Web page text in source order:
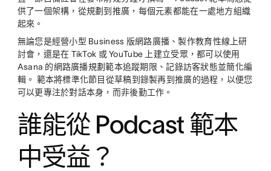
供了一個架構，從規劃到推廣，每個元素都能在一處地方組織
起來。
無論您是經營小型 Business 版網路廣播、製作教育性線上研
討會，還是在 TikTok 或 YouTube 上建立受眾，都可以使用
Asana 的網路廣播規劃範本追蹤期限、記錄訪客狀態並簡化編
輯。 範本將標準化節目從草稿到錄製再到推廣的過程，以便您
可以更專注於對話本身，而非後勤工作。
誰能從 Podcast 範本
中受益？